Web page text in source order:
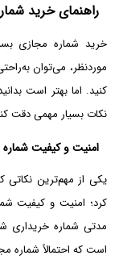
راهنمای خرید
خرید شماره مجازی
موردنظر، می‌توان
کنید. اما بهتر است
نکات بسیار مهمی دقت
امنیت و کیفیت
یکی از مهم‌ترین نکاتی
کرد؛ امنیت و کیفیت
مدتی شماره خریداری
است که احتمالاً شماره